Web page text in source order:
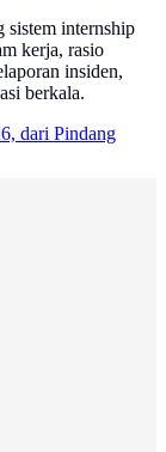
internship
kerja, rasio
insiden,
berkala.
dari Pindang